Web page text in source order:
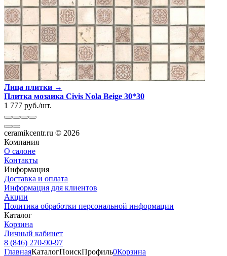
Лица плитки →
Плитка мозаика Civis Nola Beige 30*30
1 777 руб./шт.
ceramikcentr.ru © 2026
Компания
О салоне
Контакты
Информация
Доставка и оплата
Информация для клиентов
Акции
Политика обработки персональной информации
Каталог
Корзина
Личный кабинет
8 (846) 270-90-97
ГлавнаяКаталогПоискПрофиль0Корзина